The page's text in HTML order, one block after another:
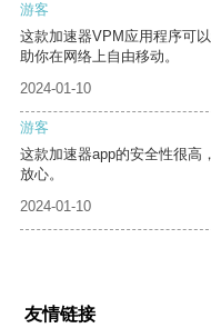
游客
这款加速器VPM应用程序可
助你在网络上自由移动。
2024-01-10
游客
这款加速器app的安全性很高
放心。
2024-01-10
友情链接